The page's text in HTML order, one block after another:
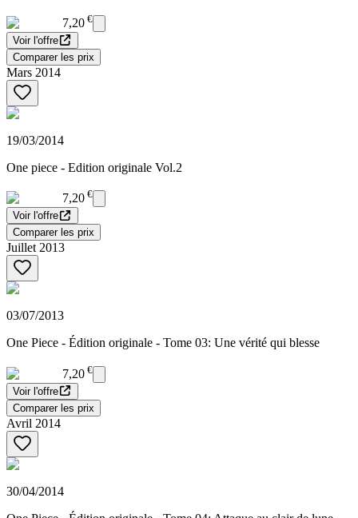
7,20 €
Voir l'offre
Comparer les prix
Mars 2014
19/03/2014
One piece - Edition originale Vol.2
7,20 €
Voir l'offre
Comparer les prix
Juillet 2013
03/07/2013
One Piece - Édition originale - Tome 03: Une vérité qui blesse
7,20 €
Voir l'offre
Comparer les prix
Avril 2014
30/04/2014